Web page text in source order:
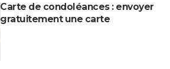
Carte de condoléances : envoyer
gratuitement une carte